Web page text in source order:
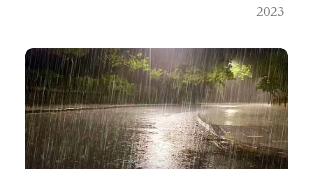
2023